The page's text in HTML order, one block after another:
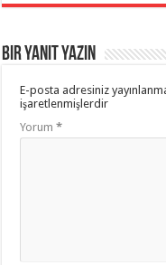
Bir yanıt yazın
E-posta adresiniz
işaretlenmişlerdir
Yorum*